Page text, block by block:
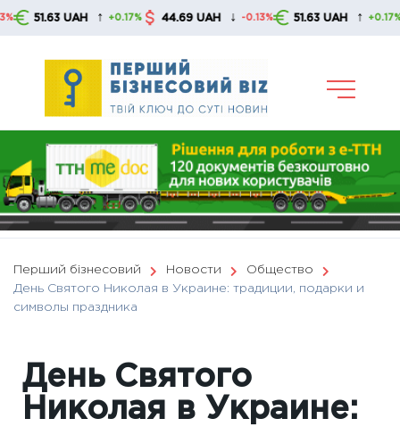
Skip
UAH ↑ +0.17% 44.69 UAH ↓ -0.13% 51.63 UAH ↑ +0.17%
Перший бізнесовий Новости
Общество
День Святого Николая в Украине: традиции, подарки и
символы праздника
День Святого
Николая в Украине: